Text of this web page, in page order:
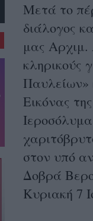
Μετά το
διάλογος
μας Αρχιμ.
κληρικούς
Παυλείων»
Εικόνας
στον υπό
Δοβρά
Κυριακή 7